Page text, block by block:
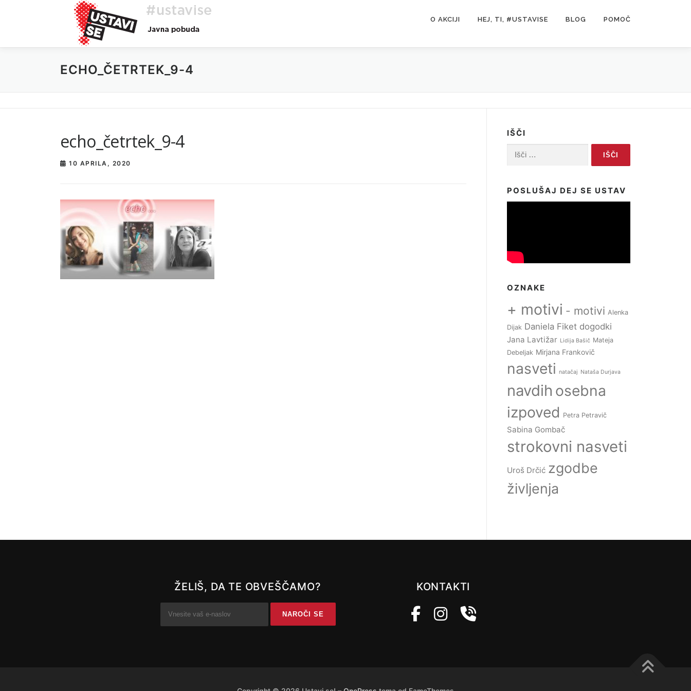
O AKCIJI HEJ, TI, #USTAVISE BLOG POMOČ
ECHO_ČETRTEK_9-4
echo_četrtek_9-4
10 APRILA, 2020
IŠČI
Išči:
POSLUŠAJ DEJ SE USTAV
OZNAKE
+ motivi - motivi Alenka
Dijak Daniela Fiket dogodki
Jana Lavtižar Lidija Bašič Mateja
Debeljak Mirjana Frankovič
nasveti natačaj Nataša Durjava
navdih osebna
izpoved Petra Petravič
Sabina Gombač
strokovni nasveti
Uroš Drčić zgodbe
življenja
ŽELIŠ, DA TE OBVEŠČAMO? KONTAKTI